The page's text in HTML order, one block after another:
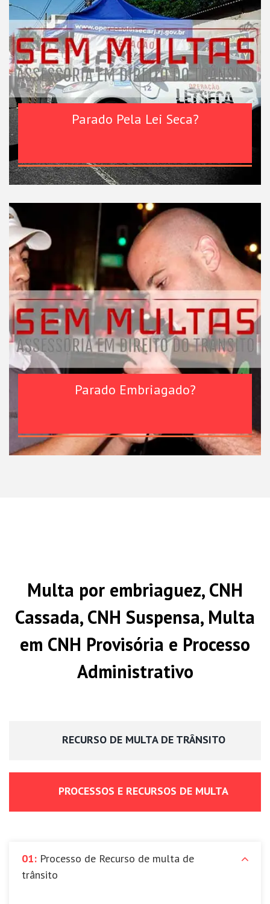
Parado Pela Lei Seca?
Parado Embriagado?
Multa por embriaguez, CNH
Cassada, CNH Suspensa, Multa
em CNH Provisória e Processo
Administrativo
RECURSO DE MULTA DE TRÂNSITO
PROCESSOS E RECURSOS DE MULTA
01: Processo de Recurso de multa de
trânsito